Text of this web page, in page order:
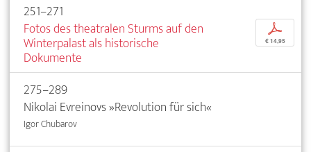
251–271
Fotos des theatralen Sturms auf den
Winterpalast als historische
Dokumente
p
€ 14,95
275–289
Nikolai Evreinovs »Revolution für sich«
Igor Chubarov